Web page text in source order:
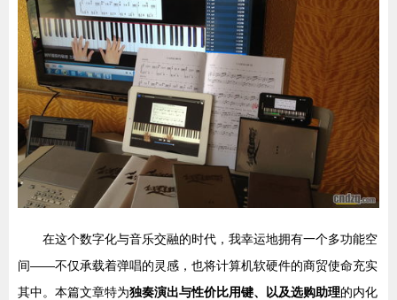
在这个数字化与音乐交融的时代，我幸运地拥有一个多功能空
间——不仅承载着弹唱的灵感，也将计算机软硬件的商贸使命充实
其中。本篇文章特为独奏演出与性价比用键、以及选购助理的内化